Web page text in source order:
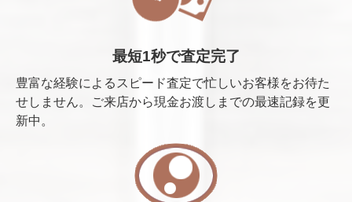
最短1秒で査定完了
豊富な経験によるスピード査定で忙しいお客様をお待た
せしません。ご来店から現金お渡しまでの最速記録を更
新中。